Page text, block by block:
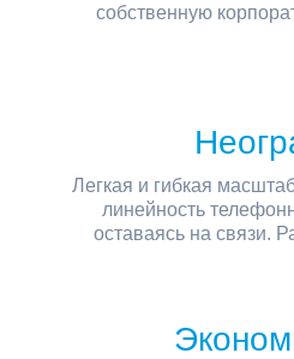
собственную
Легкая и гибкая
линейность
оставаясь на связи.